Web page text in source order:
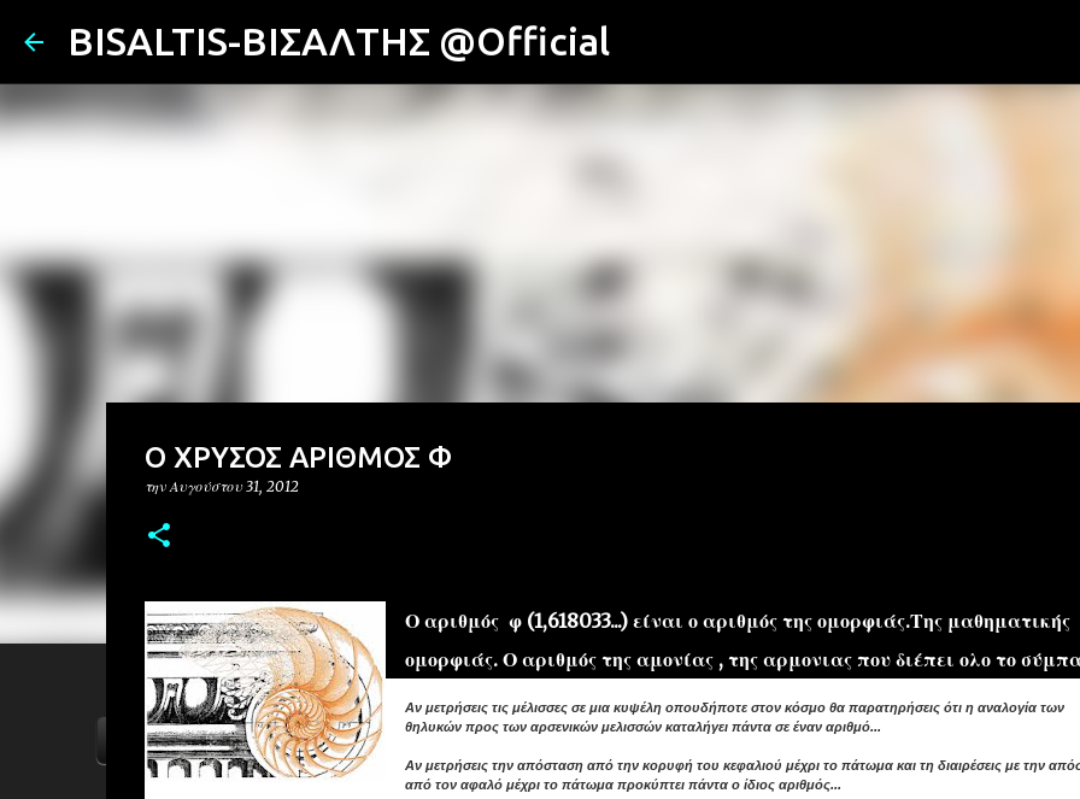
BISALTIS-ΒΙΣΑΛΤΗΣ @Official
ΑΡΧΙΚΗ YOUTUBE
Ο ΧΡΥΣΟΣ ΑΡΙΘΜΟΣ Φ
τηνΑυγούστου 31, 2012
Ο αριθμός φ (1,618033...) είναι ο αριθμός της ομορφιάς.Της μαθηματικής
ομορφιάς. Ο αριθμός της αμονίας , της αρμονιας που διέπει ολο το
Αν μετρήσεις τις μέλισσες σε μια κυψέλη οπουδήποτε στον κόσμο θα παρατηρήσεις ότι η αναλογία των
θηλυκών προς των αρσενικών μελισσών καταλήγει πάντα σε έναν αριθμό...
Αν μετρήσεις την απόσταση από την κορυφή του κεφαλιού μέχρι το πάτωμα και τη διαιρέσεις με την
από τον αφαλό μέχρι το πάτωμα προκύπτει πάντα ο ίδιος αριθμός...